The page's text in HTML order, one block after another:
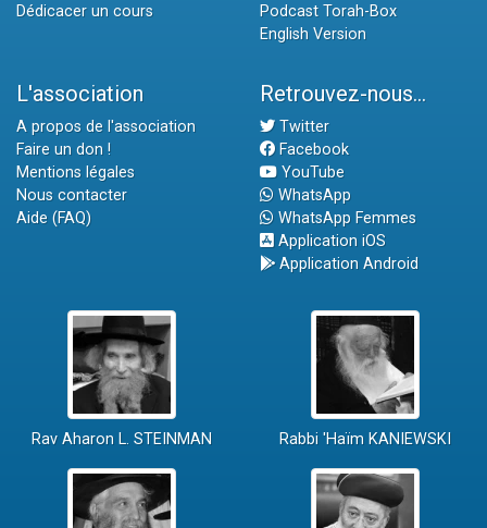
Dédicacer un cours
Podcast Torah-Box
English Version
L'association
A propos de l'association
Faire un don !
Mentions légales
Nous contacter
Aide (FAQ)
Retrouvez-nous...
Twitter
Facebook
YouTube
WhatsApp
WhatsApp Femmes
Application iOS
Application Android
Rav Aharon L. STEINMAN Rabbi 'Haïm KANIEWSKI